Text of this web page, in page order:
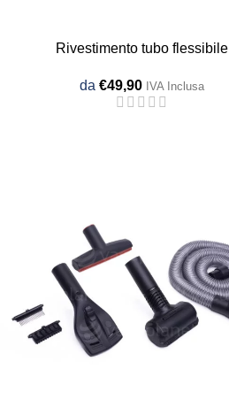
Rivestimento tubo flessibile
da €49,90 IVA Inclusa